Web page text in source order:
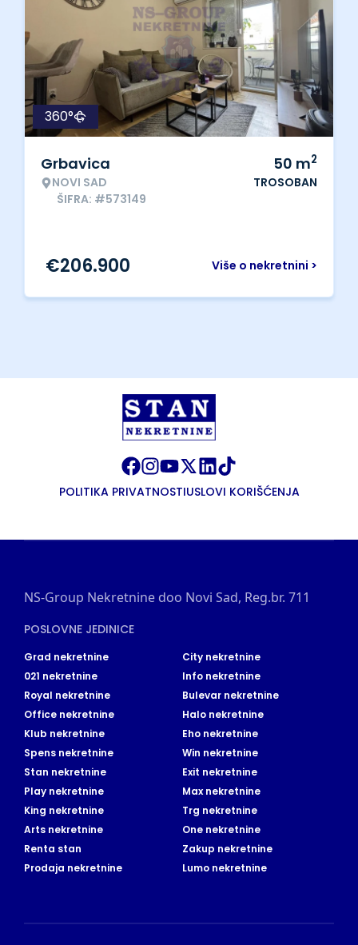
360°
Grbavica
NOVI SAD
ŠIFRA: #573149
50 m2
TROSOBAN
Više o nekretnini >
€206.900
POLITIKA PRIVATNOSTIUSLOVI KORIŠĆENJA
NS-Group Nekretnine doo Novi Sad, Reg.br. 711
POSLOVNE JEDINICE
Grad nekretnine
City nekretnine
021 nekretnine
Info nekretnine
Royal nekretnine
Bulevar nekretnine
Office nekretnine
Halo nekretnine
Klub nekretnine
Eho nekretnine
Spens nekretnine
Win nekretnine
Stan nekretnine
Exit nekretnine
Play nekretnine
Max nekretnine
King nekretnine
Trg nekretnine
Arts nekretnine
One nekretnine
Renta stan
Zakup nekretnine
Prodaja nekretnine
Lumo nekretnine